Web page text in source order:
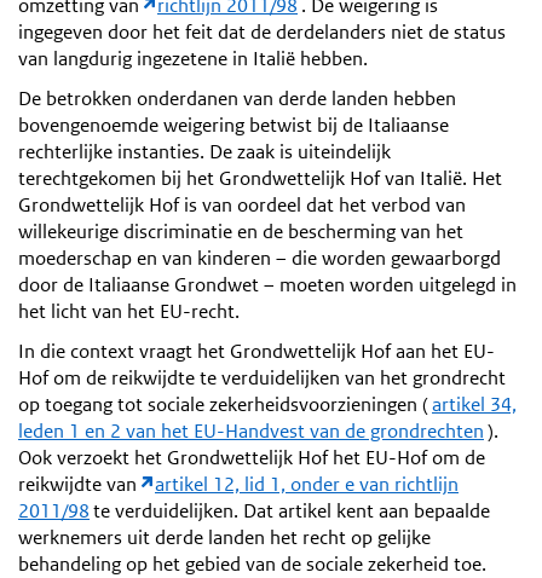
omzetting van
richtlijn 2011/98 . De weigering is
ingegeven door het feit dat de derdelanders niet de status
van langdurig ingezetene in Italië hebben.
De betrokken onderdanen van derde landen hebben
bovengenoemde weigering betwist bij de Italiaanse
rechterlijke instanties. De zaak is uiteindelijk
terechtgekomen bij het Grondwettelijk Hof van Italië. Het
Grondwettelijk Hof is van oordeel dat het verbod van
willekeurige discriminatie en de bescherming van het
moederschap en van kinderen – die worden gewaarborgd
door de Italiaanse Grondwet – moeten worden uitgelegd in
het licht van het EU-recht.
In die context vraagt het Grondwettelijk Hof aan het EU-
Hof om de reikwijdte te verduidelijken van het grondrecht
op toegang tot sociale zekerheidsvoorzieningen (artikel 34,
leden 1 en 2 van het EU-Handvest van de grondrechten).
Ook verzoekt het Grondwettelijk Hof het EU-Hof om de
reikwijdte van
artikel 12, lid 1, onder e van richtlijn
2011/98te verduidelijken. Dat artikel kent aan bepaalde
werknemers uit derde landen het recht op gelijke
behandeling op het gebied van de sociale zekerheid toe.